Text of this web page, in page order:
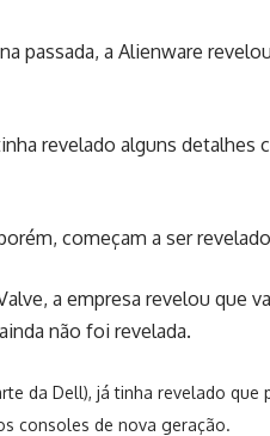
passada, a Alienware
revelado alguns
começam a ser
a empresa revelou que
não foi revelada.
da Dell), já tinha revelado que
consoles de nova geração.